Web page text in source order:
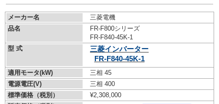
メーカー名
三菱電機
品名
FR-F800シリーズ
FR-F840-45K-1
型 式
三菱インバーター
FR-F840-45K-1
適用モータ(kW)
三相 45
電源電圧(V)
三相 400
標準価格（税別）
¥2,308,000